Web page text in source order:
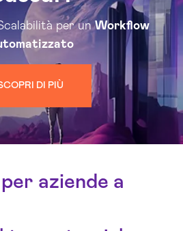
per unWorkflow
DI PIÙ
aziende a